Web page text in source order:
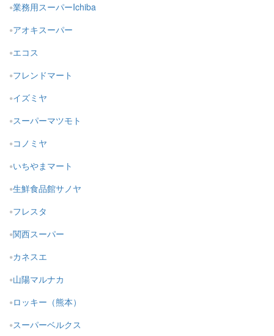
業務用スーパーIchiba
アオキスーパー
エコス
フレンドマート
イズミヤ
スーパーマツモト
コノミヤ
いちやまマート
生鮮食品館サノヤ
フレスタ
関西スーパー
カネスエ
山陽マルナカ
ロッキー（熊本）
スーパーベルクス